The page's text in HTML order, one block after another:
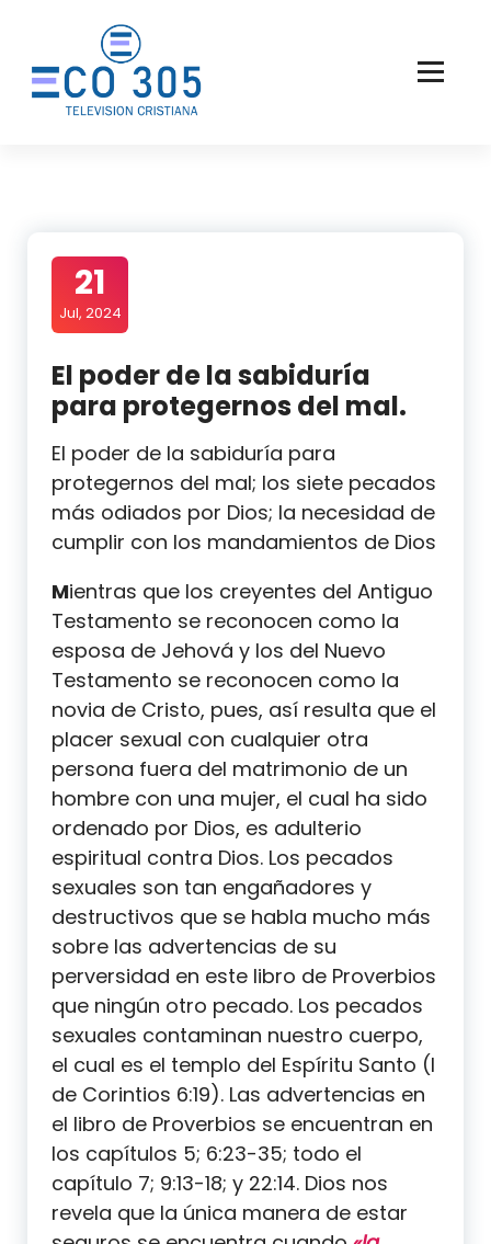
contenido
21
Jul, 2024
El poder de la sabiduría
para protegernos del mal.
El poder de la sabiduría para
protegernos del mal; los siete pecados
más odiados por Dios; la necesidad de
cumplir con los mandamientos de Dios
Mientras que los creyentes del Antiguo
Testamento se reconocen como la
esposa de Jehová y los del Nuevo
Testamento se reconocen como la
novia de Cristo, pues, así resulta que el
placer sexual con cualquier otra
persona fuera del matrimonio de un
hombre con una mujer, el cual ha sido
ordenado por Dios, es adulterio
espiritual contra Dios. Los pecados
sexuales son tan engañadores y
destructivos que se habla mucho más
sobre las advertencias de su
perversidad en este libro de Proverbios
que ningún otro pecado. Los pecados
sexuales contaminan nuestro cuerpo,
el cual es el templo del Espíritu Santo (I
de Corintios 6:19). Las advertencias en
el libro de Proverbios se encuentran en
los capítulos 5; 6:23-35; todo el
capítulo 7; 9:13-18; y 22:14. Dios nos
revela que la única manera de estar